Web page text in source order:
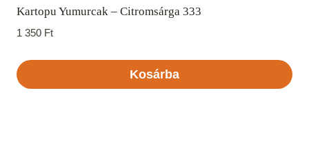
Kartopu Yumurcak – Citromsárga 333
1 350 Ft
Kosárba